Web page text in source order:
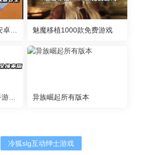
软件教程
8款应用
热点新闻
8款应用
巴比伦汉化组rpg游戏安卓直装版合集 魅魔移植1000款免费游戏
桃子游戏1000款免费手游大全像素版 异族崛起所有版本
冷狐slg互动绅士游戏